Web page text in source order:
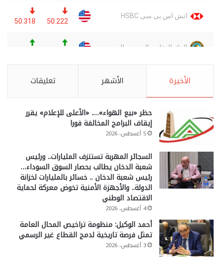
الأخيرة الأشهر تعليقات
حظر «بيع الهواء»…. «الأعلى للإعلام» يقرر
إيقاف البرامج المخالفة فورا
5 أغسطس، 2026
السجائر المهربة تستنزف المليارات.. ورئيس
شعبة الدخان يطالب بحصار السوق السوداء…
رئيس شعبة الدخان .. خسائر بالمليارات لخزانة
الدولة.. والأجهزة الأمنية تخوض معركة لحماية
الاقتصاد الوطني
4 أغسطس، 2026
أحمد الوكيل: منظومة تراخيص المحال العامة
تمثل فرصة تاريخية لدمج القطاع غير الرسمي
3 أغسطس، 2026